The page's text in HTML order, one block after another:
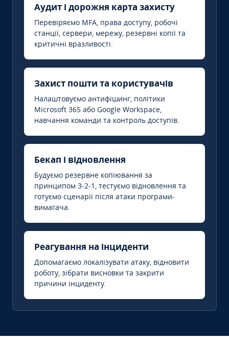
Аудит і дорожня карта захисту
Перевіряємо MFA, права доступу, робочі
станції, сервери, мережу, резервні копії та
критичні вразливості.
Захист пошти та користувачів
Налаштовуємо антифішинг, політики
Microsoft 365 або Google Workspace,
навчання команди та контроль доступів.
Бекап і відновлення
Будуємо резервне копіювання за
принципом 3-2-1, тестуємо відновлення та
готуємо сценарії після атаки програми-
вимагача.
Реагування на інциденти
Допомагаємо локалізувати атаку, відновити
роботу, зібрати висновки та закрити
причини інциденту.